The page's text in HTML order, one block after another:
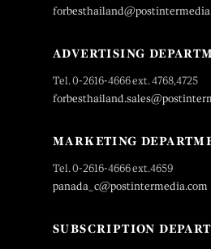
ADVERTISING
Tel. 0-2616-4666 ext. 4768,4725
MARKETING
Tel. 0-2616-4666 ext.4659
panada_c@postintermedia.com
SUBSCRIPTION